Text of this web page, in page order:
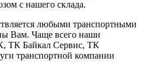
с нашего склада.
любыми транспортными
Вам. Чаще всего наши
ТК Байкал Сервис, ТК
транспортной компании